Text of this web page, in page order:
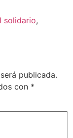
solidario,
publicada.
con *